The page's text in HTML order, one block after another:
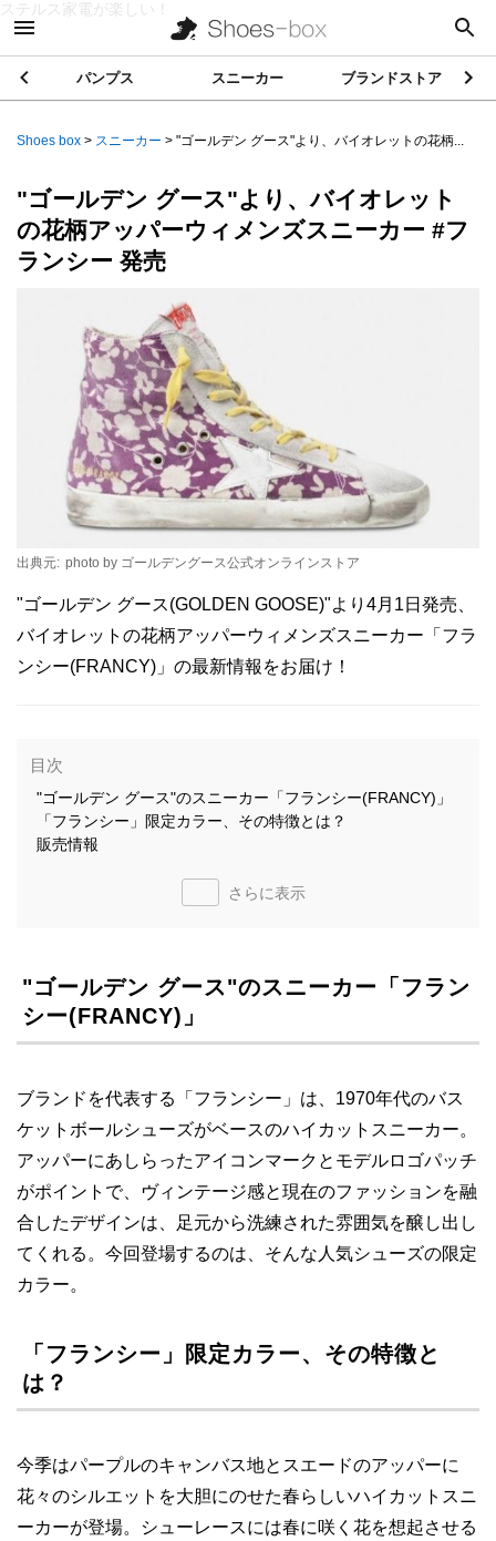
ステルス家電が楽しい！
パンプス スニーカー ブランドストア
Shoes box > スニーカー > "ゴールデン グース"より、バイオレットの花柄...
"ゴールデン グース"より、バイオレット
の花柄アッパーウィメンズスニーカー #フ
ランシー 発売
出典元: photo by ゴールデングース公式オンラインストア
"ゴールデン グース(GOLDEN GOOSE)"より4月1日発売、
バイオレットの花柄アッパーウィメンズスニーカー「フラ
ンシー(FRANCY)」の最新情報をお届け！
目次
"ゴールデン グース"のスニーカー「フランシー(FRANCY)」
「フランシー」限定カラー、その特徴とは？
販売情報
さらに表示
"ゴールデン グース"のスニーカー「フラン
シー(FRANCY)」
ブランドを代表する「フランシー」は、1970年代のバス
ケットボールシューズがベースのハイカットスニーカー。
アッパーにあしらったアイコンマークとモデルロゴパッチ
がポイントで、ヴィンテージ感と現在のファッションを融
合したデザインは、足元から洗練された雰囲気を醸し出し
てくれる。今回登場するのは、そんな人気シューズの限定
カラー。
「フランシー」限定カラー、その特徴と
は？
今季はパープルのキャンバス地とスエードのアッパーに
花々のシルエットを大胆にのせた春らしいハイカットスニ
ーカーが登場。シューレースには春に咲く花を想起させる